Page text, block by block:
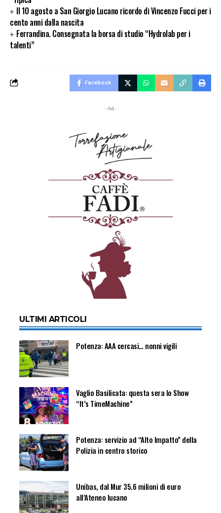
Il 10 agosto a San Giorgio Lucano ricordo di Vincenzo Fucci per i
cento anni dalla nascita
Ferrandina. Consegnata la borsa di studio “Hydrolab per i
talenti”
Facebook
- Ad -
ULTIMI ARTICOLI
Potenza: AAA cercasi… nonni vigili
Vaglio Basilicata: questa sera lo Show
“It’s TimeMachine”
Potenza: servizio ad “Alto Impatto” della
Polizia in centro storico
Unibas, dal Mur 35.6 milioni di euro
all’Ateneo lucano